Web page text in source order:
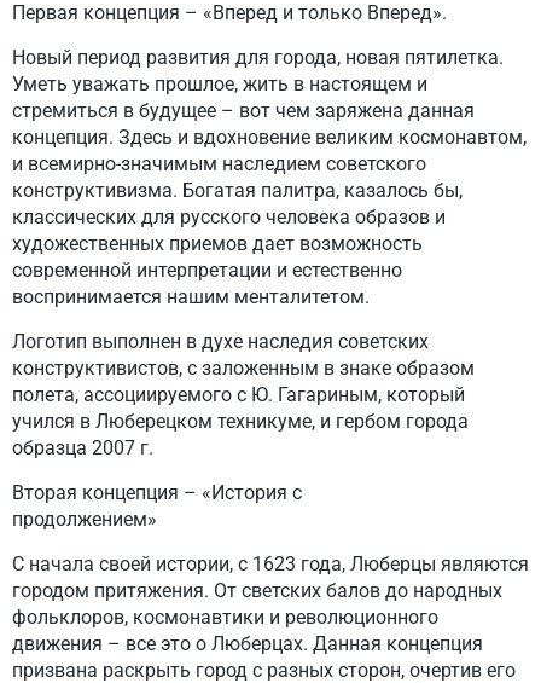
Первая концепция – «Вперед и только Вперед».
Новый период развития для города, новая пятилетка.
Уметь уважать прошлое, жить в настоящем и
стремиться в будущее – вот чем заряжена данная
концепция. Здесь и вдохновение великим космонавтом,
и всемирно-значимым наследием советского
конструктивизма. Богатая палитра, казалось бы,
классических для русского человека образов и
художественных приемов дает возможность
современной интерпретации и естественно
воспринимается нашим менталитетом.
Логотип выполнен в духе наследия советских
конструктивистов, с заложенным в знаке образом
полета, ассоциируемого с Ю. Гагариным, который
учился в Люберецком техникуме, и гербом города
образца 2007 г.
Вторая концепция – «История с
продолжением»
С начала своей истории, с 1623 года, Люберцы являются
городом притяжения. От светских балов до народных
фольклоров, космонавтики и революционного
движения – все это о Люберцах. Данная концепция
призвана раскрыть город с разных сторон, очертив его